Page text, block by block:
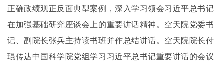
正确政绩观正反面典型案例，深入学习领会习近平总书记
在加强基础研究座谈会上的重要讲话精神。空天院党委书
记、副院长张兵主持读书班并作总结讲话。空天院院长付
琨传达中国科学院党组学习习近平总书记重要讲话的会议